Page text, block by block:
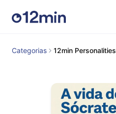
Categorias 12min Personalities